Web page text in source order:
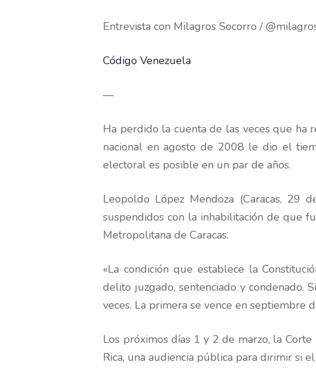
Entrevista con Milagros Socorro /
Código Venezuela
—
Ha perdido la cuenta de las veces que ha
nacional en agosto de 2008 le dio el
electoral es posible en un par de años.
Leopoldo López Mendoza (Caracas,
suspendidos con la inhabilitación de que
Metropolitana de Caracas.
«La condición que establece la
delito juzgado, sentenciado y condenado.
veces. La primera se vence en septiembre
Los próximos días 1 y 2 de marzo, la
Rica, una audiencia pública para dirimir si